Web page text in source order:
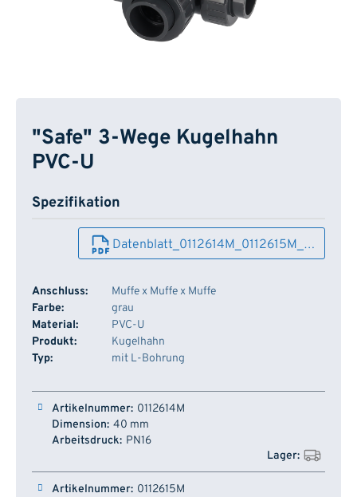
"Safe" 3-Wege Kugelhahn
PVC-U
Spezifikation
Datenblatt_0112614M_0112615M_…
Anschluss:
Muffe x Muffe x Muffe
Farbe:
grau
Material:
PVC-U
Produkt:
Kugelhahn
Typ:
mit L-Bohrung
Artikelnummer Dimension
0112614M
40 mm
PN16
0112615M